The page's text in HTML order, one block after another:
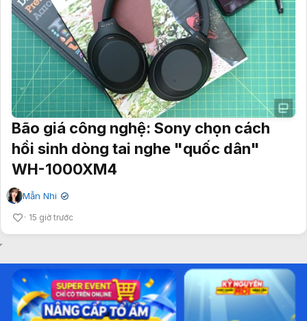
Bão giá công nghệ: Sony chọn cách
hồi sinh dòng tai nghe "quốc dân"
WH-1000XM4
Mẫn Nhi ✔
15 giờ trước